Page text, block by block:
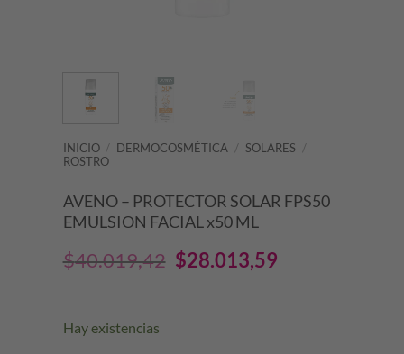
INICIO / DERMOCOSMÉTICA / SOLARES /
ROSTRO
AVENO – PROTECTOR SOLAR FPS50
EMULSION FACIAL x50 ML
$40.019,42 El
$28.013,59
Hay existencias